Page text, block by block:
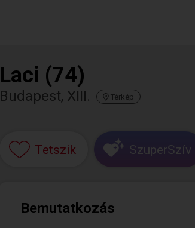
Laci (74)
Budapest, XIII. Térkép
Tetszik SzuperSzív
Bemutatkozás